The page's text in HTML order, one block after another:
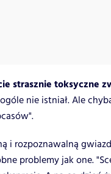
strasznie toksyczne
nie istniał. Ale
i rozpoznawalną
problemy jak one.